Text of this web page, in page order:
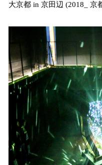
大京都 in 京田辺 (2018_ 京